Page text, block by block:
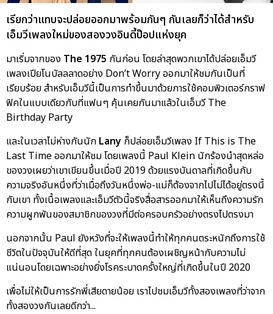
เรียกว่าแทบจะปล่อยออกมาพร้อมกันๆ กันเลยก็ว่าได้สำหรับ
เอ็มวีเพลงใหม่ของสองวงอินดี้ป๊อปแห่งยุค
มาเริ่มจากของ The 1975 กันก่อน โดยล่าสุดพวกเขาได้ปล่อยเอ็มวี
เพลงเปียโนบัลลลาดอย่าง Don’t Worry ออกมาให้ชมกันเป็นที่
เรียบร้อย สำหรับเอ็มวีนี้เป็นการทำขึ้นมาด้วยการใช้คอมพิวเตอร์กราฟ
ฟิคในแบบเดียวกับที่แฟนๆ คุ้นเคยกันมาแล้วในเอ็มวี The
Birthday Party
และในเวลาไม่ห่างกันนัก Lany ก็ปล่อยเอ็มวีเพลง If This is The
Last Time ออกมาให้ชม โดยเพลงนี้ Paul Klein นักร้องนำสุดหล่อ
ของวงเผยว่าเขาเขียนขึ้นเมื่อปี 2019 ด้วยแรงบันดาลที่เกิดขึ้นกับ
ความจริงอันหนึ่งที่ว่าเมื่อถึงวันหนึ่งพ่อ-แม่ก็ต้องจากไปไม่ได้อยู่ตรงนี้
กับเขา ทั้งเนื้อเพลงและเอ็มวีตัวนี้จริงสื่อสารออกมาให้เห็นถึงความรัก
ความผูกพันของสมาชิกของวงที่มีต่อครอบครัวอย่างตรงไปตรงมา
นอกจากนั้น Paul ยังหวังที่จะให้เพลงนี้ทำให้ทุกคนตระหนักถึงการใช้
ชีวิตในปัจจุบันให้ดีที่สุด ในยุคที่ทุกคนต้องเผชิญหน้ากับความไม่
แน่นอนโดยเฉพาะอย่างยิ่งโรคระบาดครั้งใหญ่ที่เกิดขึ้นในปี 2020
เพื่อไม่ให้เป็นการรักพี่เสียดายน้อย เราไปชมเอ็มวีทั้งสองเพลงที่ว่าจาก
ทั้งสองวงกันเลยดีกว่า...